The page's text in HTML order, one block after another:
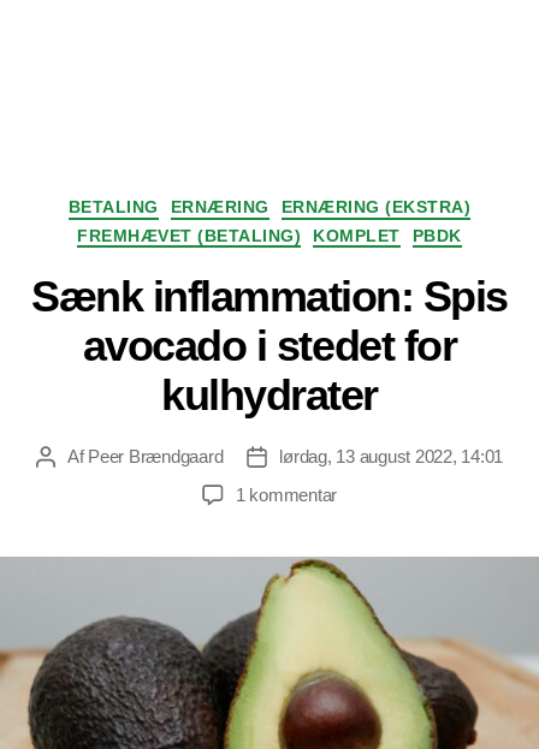
Kategorier
BETALING ERNÆRING
ERNÆRING (EKSTRA)
FREMHÆVET (BETALING)
KOMPLET PBDK
Sænk inflammation: Spis
avocado i stedet for
kulhydrater
Indlægsforfatter
AfPeer Brændgaard Indlægsdato
lørdag, 13 august 2022, 14:01
1 kommentartil
Spis
avocado
for
kulhydrater